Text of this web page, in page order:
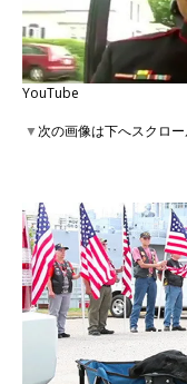
YouTube
▼次の画像は下へスクロ